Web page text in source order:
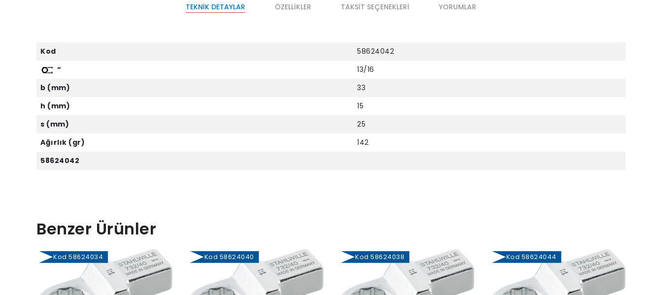
TEKNIK DETAYLAR ÖZELLIKLER TAKSIT SEÇENEKLERI YORUMLAR
Kod
58624042
“
13/16
b (mm)
33
h (mm)
15
s (mm)
25
Ağırlık (gr)
142
58624042
Benzer Ürünler
Kod 58624034 Kod 58624040 Kod 58624038 Kod 58624044